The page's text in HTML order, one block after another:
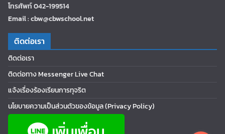
โทรศัพท์ 042-199514
Email : cbw@cbwschool.net
ติดต่อเรา
ติดต่อเรา
ติดต่อทาง Messenger Live Chat
แจ้งเรื่องร้องเรียนการทุจริต
นโยบายความเป็นส่วนตัวของข้อมูล (Privacy Policy)